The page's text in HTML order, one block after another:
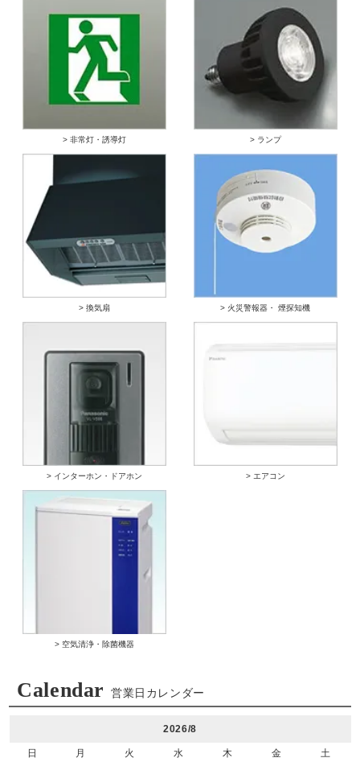
> 非常灯・誘導灯 > ランプ
> 換気扇 > 火災警報器・ 煙探知機
> インターホン・ドアホン > エアコン
> 空気清浄・除菌機器
Calendar 営業日カレンダー
2026/8
日 月 火 水 木 金 土